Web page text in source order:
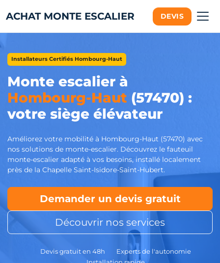
ACHAT MONTE ESCALIER DEVIS
Installateurs Certifiés Hombourg-Haut
Monte escalier à
Hombourg-Haut (57470) :
votre siège élévateur
Améliorez votre mobilité à Hombourg-Haut (57470) avec
nos solutions de monte-escalier. Découvrez le fauteuil
monte-escalier adapté à vos besoins, installé localement
près de la Chapelle Saint-Isidore-Saint-Hubert.
Demander un devis gratuit
Découvrir nos services
Devis gratuit en 48h
Experts de l'autonomie